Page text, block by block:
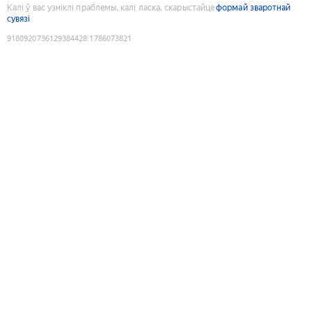
Калі ў вас узніклі праблемы, калі ласка, скарыстайцеформай зваротнай
сувязі
9180920736129384428:1786073821